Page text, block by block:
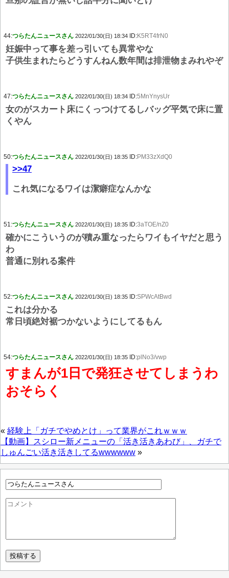
44:つらたんニュースさん 2022/01/30(日) 18:34 ID:K5RT4frN0
妊娠中って事を差っ引いても異常やな
子供生まれたらどうすんねん数年間は排泄物まみれやぞ
47:つらたんニュースさん 2022/01/30(日) 18:34 ID:5MnYnysUr
女のがスカート床にくっつけてるしバッグ平気で床に置
くやん
50:つらたんニュースさん 2022/01/30(日) 18:35 ID:PM33zXdQ0
>>47
これ気になるワイは潔癖症なんかな
51:つらたんニュースさん 2022/01/30(日) 18:35 ID:3aTOE/nZ0
確かにこういうのが積み重なったらワイもイヤだと思う
わ
普通に別れる案件
52:つらたんニュースさん 2022/01/30(日) 18:35 ID:SPWcAtBwd
これは分かる
常日頃絶対裾つかないようにしてるもん
54:つらたんニュースさん 2022/01/30(日) 18:35 ID:plNo3/vwp
すまんが1日で発狂させてしまうわ
おそらく
« 経験上「ガチでやめとけ」って業界がこれｗｗｗ
【動画】スシロー新メニューの「活き活きあわび」、ガチで
しゅんごい活き活きしてるwwwwww »